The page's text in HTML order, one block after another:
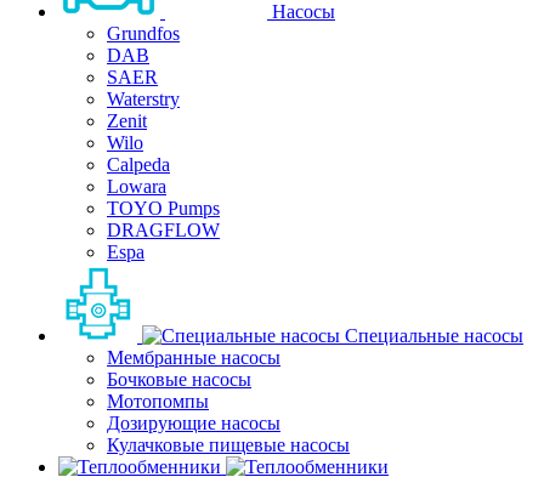
Насосы
Grundfos
DAB
SAER
Waterstry
Zenit
Wilo
Calpeda
Lowara
TOYO Pumps
DRAGFLOW
Espa
Специальные насосы
Мембранные насосы
Бочковые насосы
Мотопомпы
Дозирующие насосы
Кулачковые пищевые насосы